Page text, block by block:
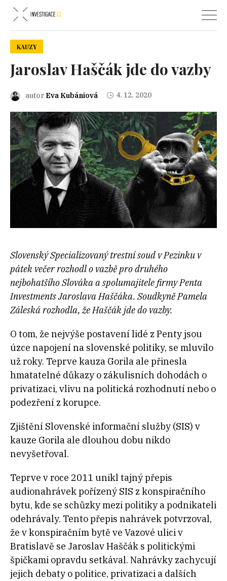
KAUZY
Jaroslav Haščák jde do vazby
autor Eva Kubániová 4. 12. 2020
Slovenský Specializovaný trestní soud v Pezinku v
pátek večer rozhodl o vazbě pro druhého
nejbohatšího Slováka a spolumajitele firmy Penta
Investments Jaroslava Haščáka. Soudkyně Pamela
Záleská rozhodla, že Haščák jde do vazby.
O tom, že nejvýše postavení lidé z Penty jsou
úzce napojení na slovenské politiky, se mluvilo
už roky. Teprve kauza Gorila ale přinesla
hmatatelné důkazy o zákulisních dohodách o
privatizaci, vlivu na politická rozhodnutí nebo o
podezření z korupce.
Zjištění Slovenské informační služby (SIS) v
kauze Gorila ale dlouhou dobu nikdo
nevyšetřoval.
Teprve v roce 2011 unikl tajný přepis
audionahrávek pořízený SIS z konspiračního
bytu, kde se schůzky mezi politiky a podnikateli
odehrávaly. Tento přepis nahrávek potvrzoval,
že v konspiračním bytě ve Vazové ulici v
Bratislavě se Jaroslav Haščák s politickými
špičkami opravdu setkával. Nahrávky zachycují
jejich debaty o politice, privatizaci a dalších